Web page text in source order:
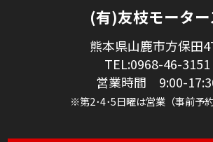
(有)友枝モーター
熊本県山鹿市方保田
TEL:0968-46-3151
営業時間 9:00-
※第2･4･5日曜は営業（事前予約